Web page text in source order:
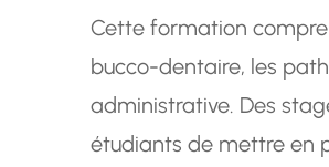
Cette formation
bucco-dentaire, les
administrative. Des
étudiants de mettre en